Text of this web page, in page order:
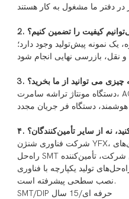
کیفیت را تضمین کنیم؟
یک نمونه پیش‌تولید وجود دارد؛
چیزی می توانید از ما بخرید؟
دستگاه مونتاژ تراشه سامرت، AOI-SPI-AXI سه بعدی، دستگاه
نه از سایر تأمین‌کنندگان؟
شرکت فناوری شنژن YFX، با مسئولیت محدود - شریک فناوری‌های
راه‌حل SMT در سال ۲۰۱۸ تأسیس شد. این شرکت، تأمین‌کننده
تولید یکپارچه با فناوری
نصب سطحی پیشرفته است.
SMT/DIP حرفه ای/15 سال